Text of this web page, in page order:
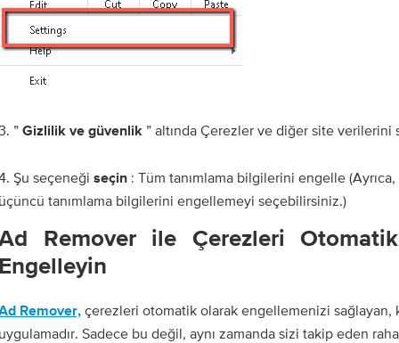
” Gizlilik ve güvenlik ” altında Çerezler ve diğer site verilerini
Şu seçeneği seçin : Tüm tanımlama bilgilerini engelle (Ayrıca,
tanımlama bilgilerini engellemeyi seçebilirsiniz.)
Remover ile Çerezleri
Remover, çerezleri otomatik olarak engellemenizi sağlayan,
Sadece bu değil, aynı zamanda sizi takip eden